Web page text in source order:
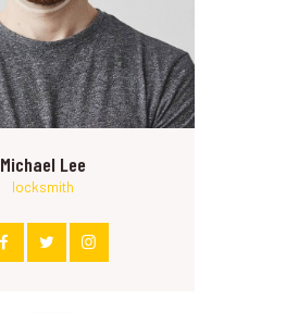
Michael Lee
locksmith